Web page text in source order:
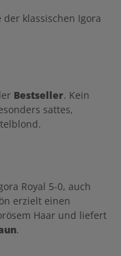
klassischen Igora
Bestseller. Kein
sattes,
Royal 5-0, auch
erzielt einen
Haar und liefert
.